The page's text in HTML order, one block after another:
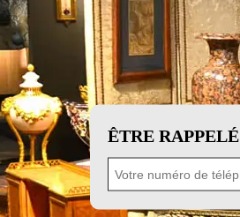
ÊTRE RAPPELÉ